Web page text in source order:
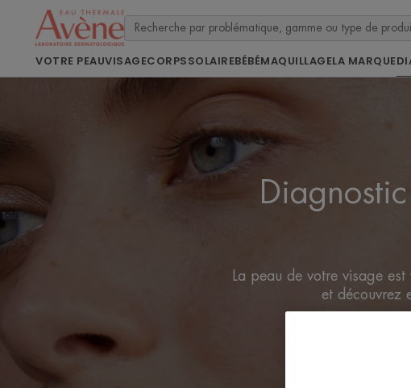
VOTRE PEAUVISAGECORPSSOLAIREBÉBÉMAQUILLAGELA MARQUE
La peau de votre visage
et découvrez